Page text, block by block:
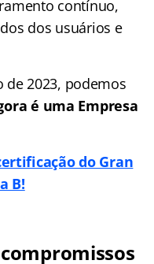
contínuo,
dos usuários e
de 2023, podemos
é uma Empresa
do Gran
B!